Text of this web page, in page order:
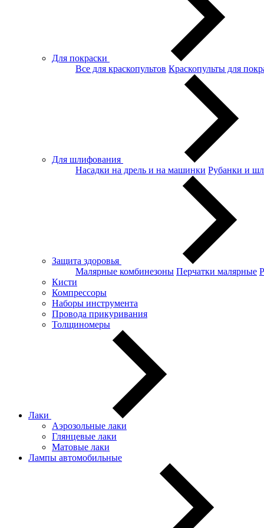
Для покраски
Все для краскопультов Краскопульты для
Для шлифования
Насадки на дрель и на машинки Рубанки и
Защита здоровья
Малярные комбинезоны Перчатки малярные
Кисти
Компрессоры
Наборы инструмента
Провода прикуривания
Толщиномеры
Лаки
Аэрозольные лаки
Глянцевые лаки
Матовые лаки
Лампы автомобильные